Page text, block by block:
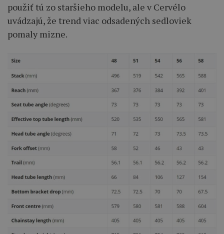
použiť tú zo staršieho modelu, ale v Cervélo
uvádzajú, že trend viac odsadených sedloviek
pomaly mizne.